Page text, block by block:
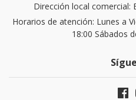
Dirección local comercial:
Horarios de atención: Lunes a
18:00 Sábados